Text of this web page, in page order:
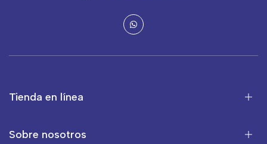
Tienda en línea
Sobre nosotros